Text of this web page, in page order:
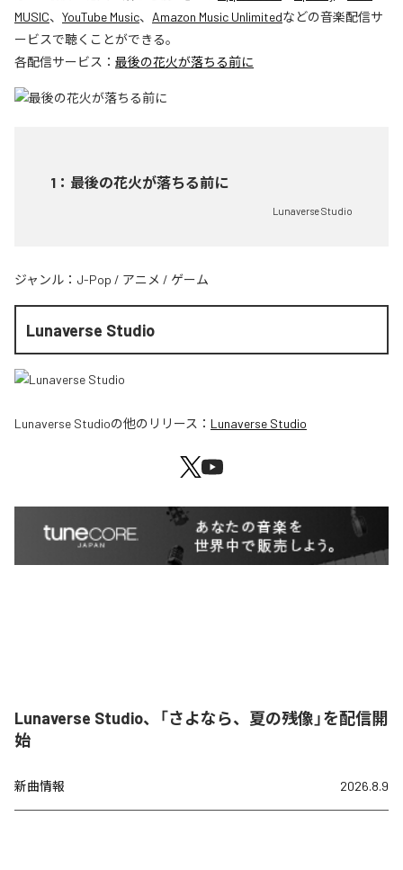
MUSIC、 YouTube Music、 Amazon Music Unlimitedなどの音楽配信サ
ービスで聴くことができる。
各配信サービス： 最後の花火が落ちる前に
1 ： 最後の花火が落ちる前に
Lunaverse Studio
ジャンル： J-Pop / アニメ / ゲーム
Lunaverse Studio
Lunaverse Studioの他のリリース： Lunaverse Studio
Lunaverse Studio、「さよなら、夏の残像」を配信開
始
新曲情報 2026.8.9